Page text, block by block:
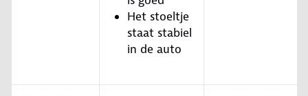
Het stoeltje
staat stabiel
in de auto